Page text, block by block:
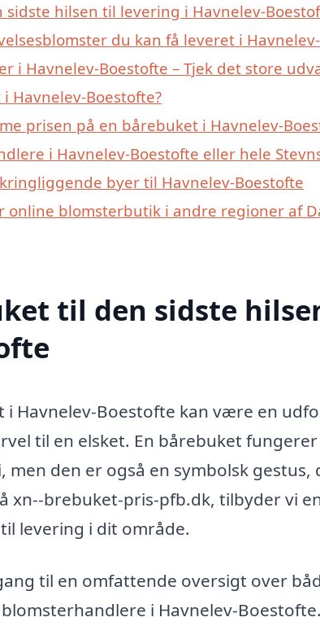
hilsen til levering i Havnelev-
du kan få leveret i
i Havnelev-Boestofte – Tjek det store
Havnelev-Boestofte?
prisen på en bårebuket i Havnelev-
i Havnelev-Boestofte eller hele
byer til Havnelev-Boestofte
online blomsterbutik i andre regioner af
til den sidste
Havnelev-Boestofte kan være en
til en elsket. En bårebuket
men den er også en symbolsk
xn--brebuket-pris-pfb.dk, tilbyder vi
levering i dit område.
til en omfattende oversigt over
i Havnelev-